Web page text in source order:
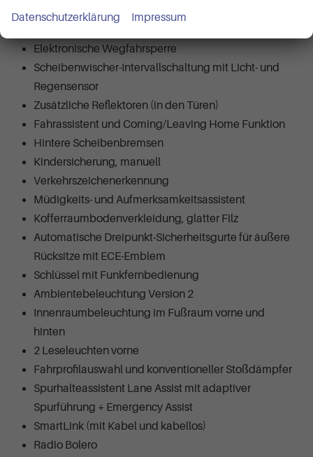
Innenspiegel mit automatischer Abblendfunktion
Elektronische Wegfahrsperre
Scheibenwischer-Intervallschaltung mit Licht- und
Regensensor
Zusätzliche Reflektoren (in den Türen)
Fahrassistent und Coming/Leaving Home Funktion
Hintere Scheibenbremsen
Kindersicherung, manuell
Verkehrszeichenerkennung
Müdigkeits- und Aufmerksamkeitsassistent
Kofferraumbodenverkleidung, glatter Filz
Automatische Dreipunkt-Sicherheitsgurte für äußere
Rücksitze mit ECE-Emblem
Schlüssel mit Funkfernbedienung
Ambientebeleuchtung Version 2
Innenraumbeleuchtung im Fußraum vorne und
hinten
2 Leseleuchten vorne
Fahrprofilauswahl und konventioneller Stoßdämpfer
Spurhalteassistent Lane Assist mit adaptiver
Spurführung + Emergency Assist
SmartLink (mit Kabel und kabellos)
Radio Bolero
Datenschutzerklärung Impressum